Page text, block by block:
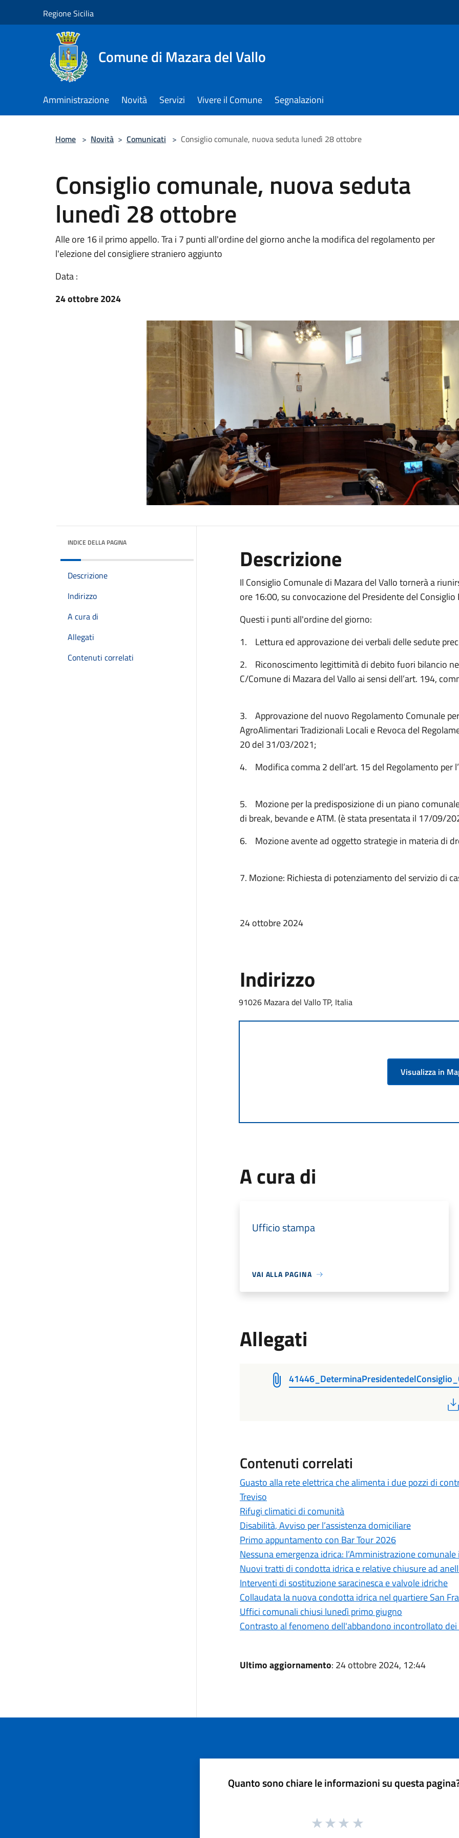
Regione Sicilia
Comune di Mazara del Vallo
Amministrazione Novità Servizi Vivere il Comune Segnalazioni
Home > Novità > Comunicati > Consiglio comunale, nuova seduta lunedì 28 ottobre
Consiglio comunale, nuova seduta
lunedì 28 ottobre
Alle ore 16 il primo appello. Tra i 7 punti all'ordine del giorno anche la modifica del regolamento per
l'elezione del consigliere straniero aggiunto
Data :
24 ottobre 2024
INDICE DELLA PAGINA
Descrizione
Indirizzo
A cura di
Allegati
Contenuti correlati
Descrizione
Il Consiglio Comunale di Mazara del Vallo tornerà a
ore 16:00, su convocazione del Presidente del Consiglio
Questi i punti all'ordine del giorno:
1. Lettura ed approvazione dei verbali delle sedute
2. Riconoscimento legittimità di debito fuori bilancio
C/Comune di Mazara del Vallo ai sensi dell’art. 194,
3. Approvazione del nuovo Regolamento Comunale
AgroAlimentari Tradizionali Locali e Revoca del
20 del 31/03/2021;
4. Modifica comma 2 dell’art. 15 del Regolamento per
5. Mozione per la predisposizione di un piano
di break, bevande e ATM. (è stata presentata il 17/09/
6. Mozione avente ad oggetto strategie in materia di
7. Mozione: Richiesta di potenziamento del servizio di
24 ottobre 2024
Indirizzo
91026 Mazara del Vallo TP, Italia
Visualizza in
A cura di
Ufficio stampa
VAI ALLA PAGINA
Allegati
Contenuti correlati
Guasto alla rete elettrica che alimenta i due pozzi di
Treviso
Rifugi climatici di comunità
Disabilità, Avviso per l’assistenza domiciliare
Primo appuntamento con Bar Tour 2026
Nessuna emergenza idrica: l’Amministrazione
Nuovi tratti di condotta idrica e relative chiusure ad
Interventi di sostituzione saracinesca e valvole idriche
Collaudata la nuova condotta idrica nel quartiere San
Uffici comunali chiusi lunedì primo giugno
Contrasto al fenomeno dell'abbandono incontrollato
Ultimo aggiornamento: 24 ottobre 2024, 12:44
Quanto sono chiare le informazioni su questa